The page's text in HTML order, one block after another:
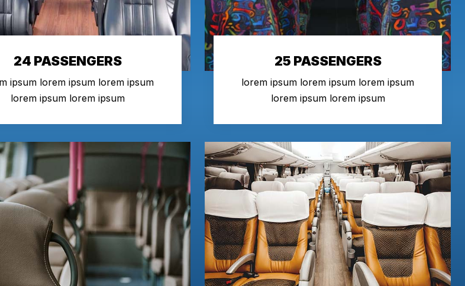
24 PASSENGERS
ipsum lorem ipsum lorem ipsum
lorem ipsum lorem ipsum
25 PASSENGERS
lorem ipsum lorem ipsum lorem ipsum
lorem ipsum lorem ipsum